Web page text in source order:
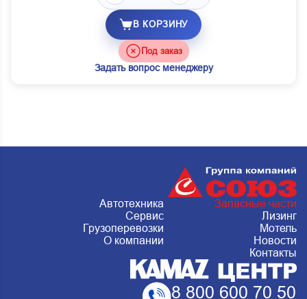
В КОРЗИНУ
Под заказ
Задать вопрос менеджеру
Автотехника
Запасные части
Сервис
Лизинг
Грузоперевозки
Мотель
О компании
Новости
Контакты
8 800 600 70 50